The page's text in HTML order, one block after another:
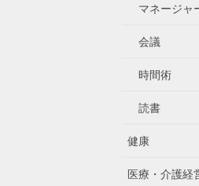
マネージャ
会議
時間術
読書
健康
医療・介護経